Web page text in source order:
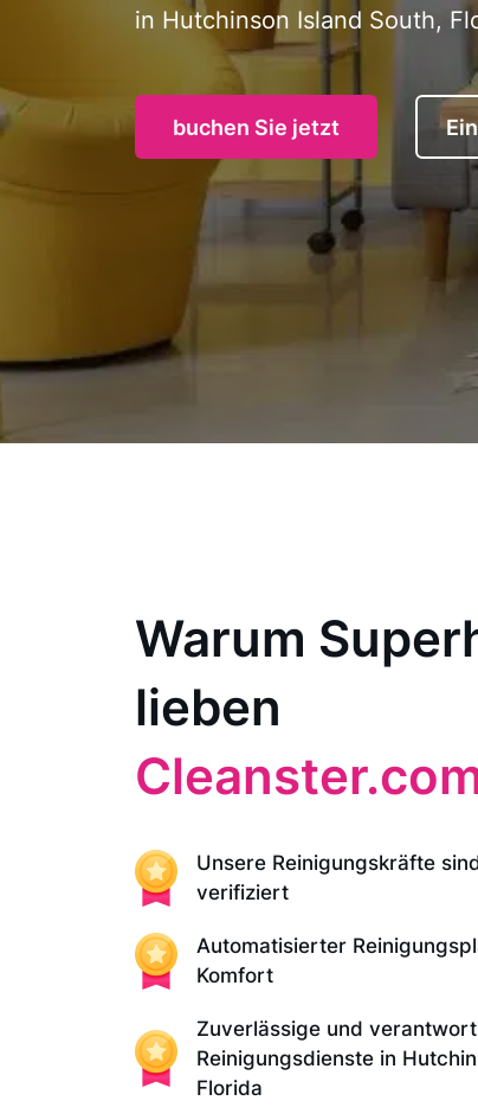
in Hutchinson Island South,
buchen Sie jetzt
Warum
lieben
Unsere Reinigungskräfte
verifiziert
Automatisierter
Komfort
Zuverlässige und
Reinigungsdienste in
Florida